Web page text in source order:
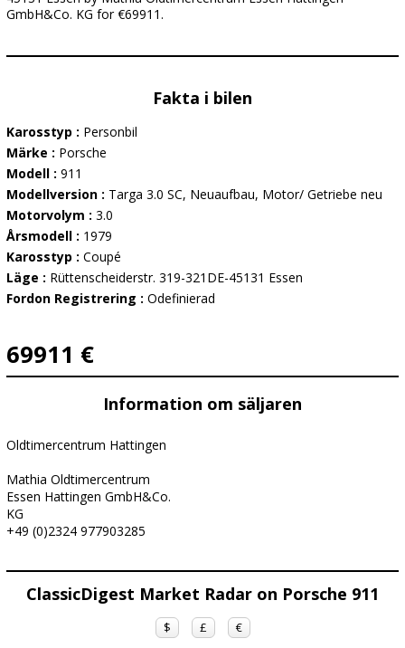
GmbH&Co. KG for €69911.
Fakta i bilen
Karosstyp : Personbil
Märke : Porsche
Modell : 911
Modellversion : Targa 3.0 SC, Neuaufbau, Motor/ Getriebe neu
Motorvolym : 3.0
Årsmodell : 1979
Karosstyp : Coupé
Läge : Rüttenscheiderstr. 319-321DE-45131 Essen
Fordon Registrering : Odefinierad
69911 €
Information om säljaren
Oldtimercentrum Hattingen
Mathia Oldtimercentrum
Essen Hattingen GmbH&Co.
KG
+49 (0)2324 977903285
ClassicDigest Market Radar on Porsche 911
$ £ €